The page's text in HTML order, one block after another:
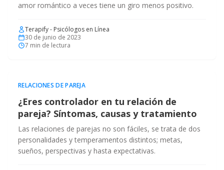
amor romántico a veces tiene un giro menos positivo.
Terapify - Psicólogos en Línea
30 de junio de 2023
7 min de lectura
RELACIONES DE PAREJA
¿Eres controlador en tu relación de
pareja? Síntomas, causas y tratamiento
Las relaciones de parejas no son fáciles, se trata de dos
personalidades y temperamentos distintos; metas,
sueños, perspectivas y hasta expectativas.